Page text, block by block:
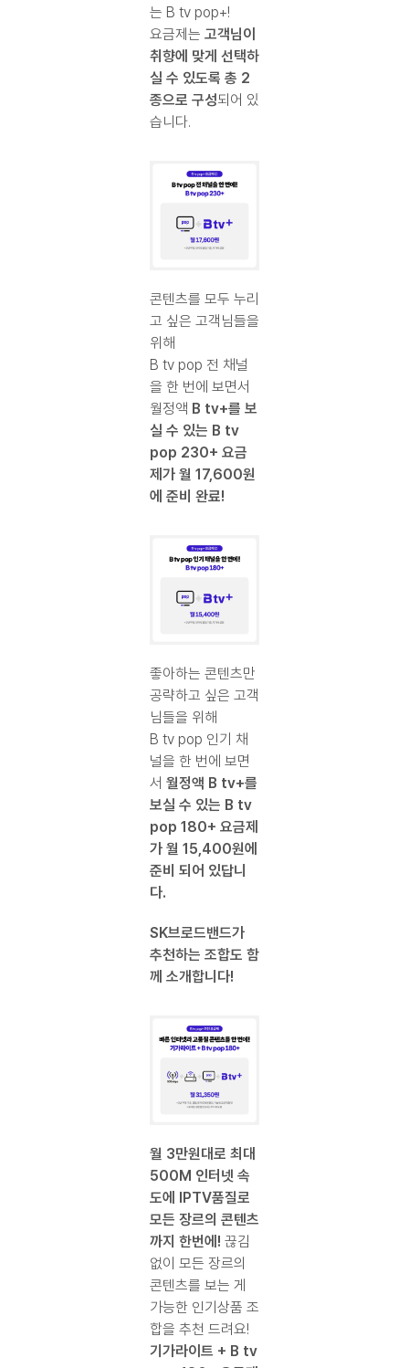
는 B tv pop+!
요금제는 고객님이
취향에 맞게 선택하
실 수 있도록 총 2
종으로 구성되어 있
습니다.
콘텐츠를 모두 누리
고 싶은 고객님들을
위해
B tv pop 전 채널
을 한 번에 보면서
월정액 B tv+를 보
실 수 있는 B tv
pop 230+ 요금
제가 월 17,600원
에 준비 완료!
좋아하는 콘텐츠만
공략하고 싶은 고객
님들을 위해
B tv pop 인기 채
널을 한 번에 보면
서 월정액 B tv+를
보실 수 있는 B tv
pop 180+ 요금제
가 월 15,400원에
준비 되어 있답니
다.
SK브로드밴드가
추천하는 조합도 함
께 소개합니다!
월 3만원대로 최대
500M 인터넷 속
도에 IPTV품질로
모든 장르의 콘텐츠
까지 한번에! 끊김
없이 모든 장르의
콘텐츠를 보는 게
가능한 인기상품 조
합을 추천 드려요!
기가라이트 + B tv